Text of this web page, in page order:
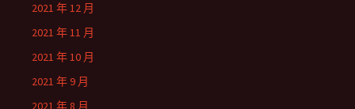
2021 年 12 月
2021 年 11 月
2021 年 10 月
2021 年 9 月
2021 年 8 月